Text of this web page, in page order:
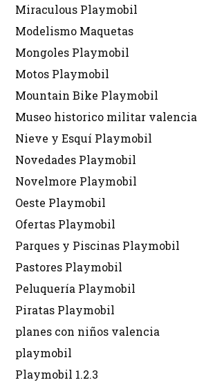
Miraculous Playmobil
Modelismo Maquetas
Mongoles Playmobil
Motos Playmobil
Mountain Bike Playmobil
Museo historico militar valencia
Nieve y Esquí Playmobil
Novedades Playmobil
Novelmore Playmobil
Oeste Playmobil
Ofertas Playmobil
Parques y Piscinas Playmobil
Pastores Playmobil
Peluquería Playmobil
Piratas Playmobil
planes con niños valencia
playmobil
Playmobil 1.2.3